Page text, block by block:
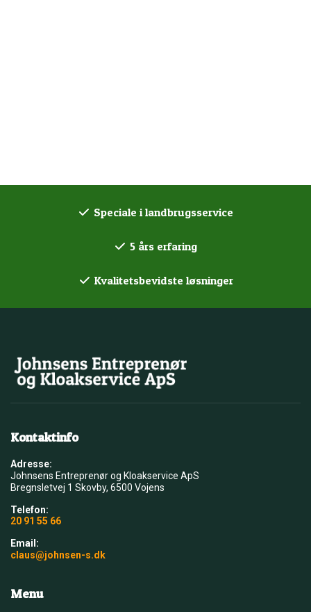
Speciale i landbrugsservice
5 års erfaring
Kvalitetsbevidste løsninger
Kontaktinfo
Adresse:
​Johnsens Entreprenør og Kloakservice ApS
Bregnsletvej 1 Skovby, 6500 Vojens
Telefon:
20 91 55 66
Email:
claus@johnsen-s.dk
Menu